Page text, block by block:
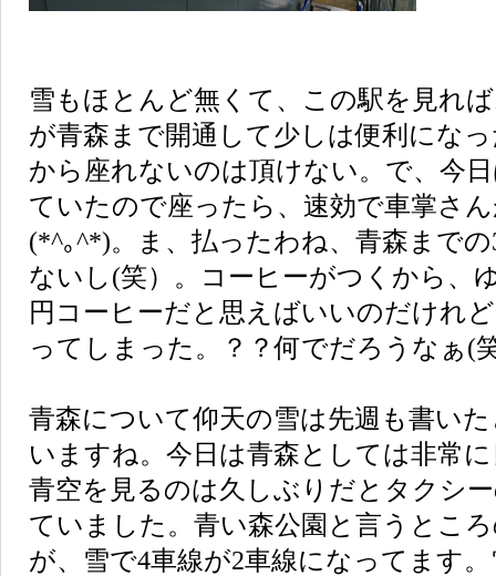
雪もほとんど無くて、この駅を見れ
が青森まで開通して少しは便利にな
から座れないのは頂けない。で、今
ていたので座ったら、速効で車掌さ
(*^｡^*)。ま、払ったわね、青森まで
ないし(笑）。コーヒーがつくから、
円コーヒーだと思えばいいのだけれ
ってしまった。？？何でだろうなぁ(
青森について仰天の雪は先週も書い
いますね。今日は青森としては非常
青空を見るのは久しぶりだとタクシ
ていました。青い森公園と言うとこ
が、雪で4車線が2車線になってます